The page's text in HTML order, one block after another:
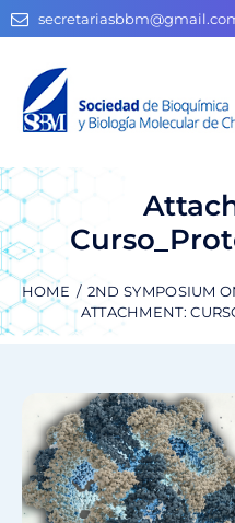
HOME
2ND SYMPOSIUM
ATTACHMENT: